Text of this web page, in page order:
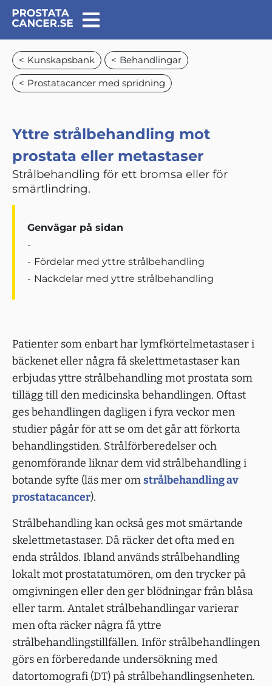
Kunskapsbank Behandlingar
Prostatacancer med spridning
Yttre strålbehandling mot
prostata eller metastaser
Strålbehandling för ett bromsa eller för
smärtlindring.
Genvägar på sidan
Fördelar med yttre strålbehandling
Nackdelar med yttre strålbehandling
Patienter som enbart har lymfkörtelmetastaser i
bäckenet eller några få skelettmetastaser kan
erbjudas yttre strålbehandling mot prostata som
tillägg till den medicinska behandlingen. Oftast
ges behandlingen dagligen i fyra veckor men
studier pågår för att se om det går att förkorta
behandlingstiden. Strålförberedelser och
genomförande liknar dem vid strålbehandling i
botande syfte (läs mer omstrålbehandling av
prostatacancer).
Strålbehandling kan också ges mot smärtande
skelettmetastaser. Då räcker det ofta med en
enda stråldos. Ibland används strålbehandling
lokalt mot prostatatumören, om den trycker på
omgivningen eller den ger blödningar från blåsa
eller tarm. Antalet strålbehandlingar varierar
men ofta räcker några få yttre
strålbehandlingstillfällen. Inför strålbehandlingen
görs en förberedande undersökning med
datortomografi (DT) på strålbehandlingsenheten.